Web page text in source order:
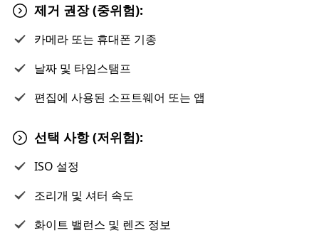
제거 권장 (중위험):
카메라 또는 휴대폰 기종
날짜 및 타임스탬프
편집에 사용된 소프트웨어 또는 앱
선택 사항 (저위험):
ISO 설정
조리개 및 셔터 속도
화이트 밸런스 및 렌즈 정보